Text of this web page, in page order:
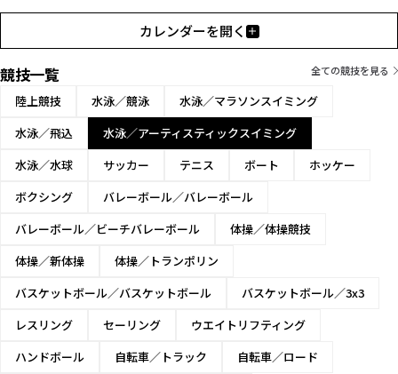
カレンダーを開く
競技一覧 全ての競技を見る
陸上競技 水泳／競泳
水泳／マラソンスイミング
水泳／飛込
水泳／アーティスティックスイミング
水泳／水球
サッカー テニス ボート
ホッケー
ボクシング
バレーボール／バレーボール
バレーボール／ビーチバレーボール
体操／体操競技
体操／新体操
体操／トランポリン
バスケットボール／バスケットボール
バスケットボール／3x3
レスリング
セーリング
ウエイトリフティング
ハンドボール
自転車／トラック
自転車／ロード